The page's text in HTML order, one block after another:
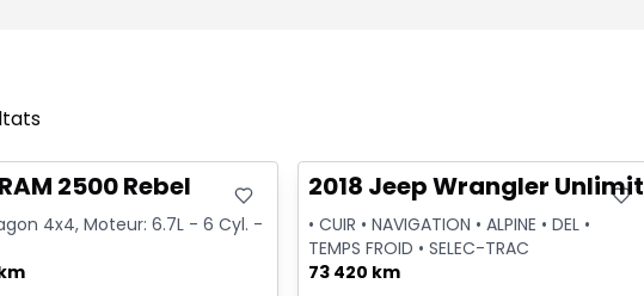
offre
2500 Rebel
4x4, Moteur: 6.7L - 6 Cyl. -
2018 Jeep Wrangler
• CUIR • NAVIGATION • ALPINE • DEL •
TEMPS FROID • SELEC-TRAC
73 420 km